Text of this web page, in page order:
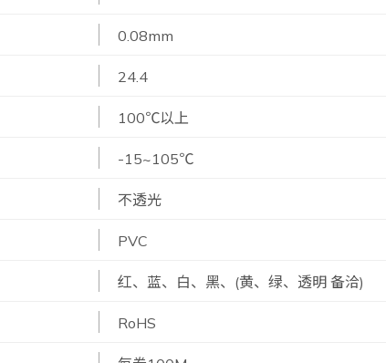
0.08mm
24.4
100℃以上
-15~105℃
不透光
PVC
红、蓝、白、黑、(黄、绿、透明 备洽)
RoHS